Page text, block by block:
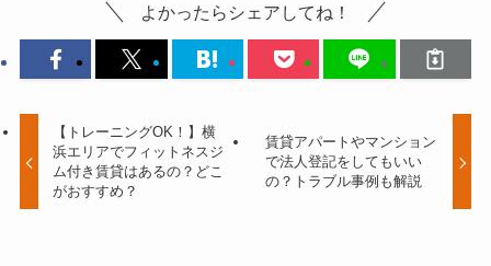
よかったらシェアしてね！
【トレーニングOK！】横
浜エリアでフィットネスジ
ム付き賃貸はあるの？どこ
がおすすめ？
賃貸アパートやマンション
で法人登記をしてもいい
の？トラブル事例も解説